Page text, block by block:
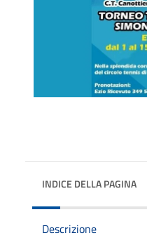
INDICE DELLA PAGINA
Descrizione